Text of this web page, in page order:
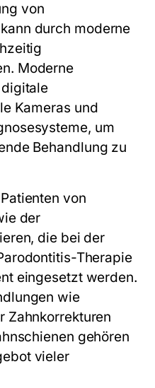
von
durch moderne
Moderne
Kameras und
um
Behandlung zu
von
der
die bei der
Therapie
eingesetzt werden.
wie
Zahnkorrekturen
gehören
vieler